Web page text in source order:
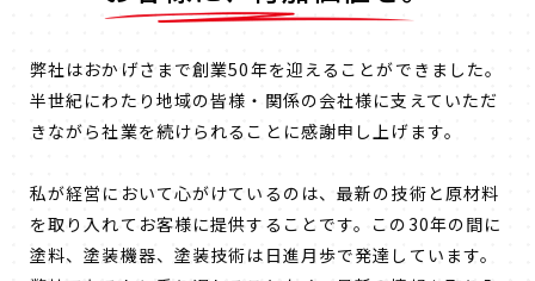
弊社はおかげさまで創業50年を迎えることができました。
半世紀にわたり地域の皆様・関係の会社様に支えていただ
きながら社業を続けられることに感謝申し上げます。
私が経営において心がけているのは、最新の技術と原材料
を取り入れてお客様に提供することです。この30年の間に
塗料、塗装機器、塗装技術は日進月歩で発達しています。